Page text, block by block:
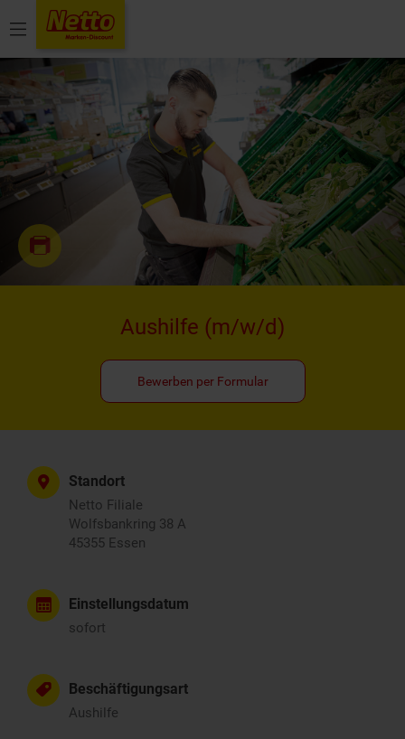
Menü
Aushilfe (m/w/d)
Bewerben per Formular
Standort
Netto Filiale
Wolfsbankring 38 A
45355 Essen
Einstellungsdatum
sofort
Beschäftigungsart
Aushilfe